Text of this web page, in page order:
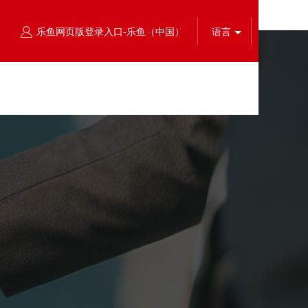
语言
乐鱼网页版登录入口-乐鱼（中国）